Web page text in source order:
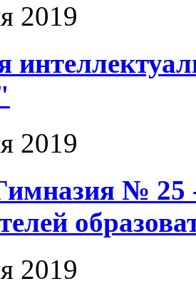
2019
2019
№ 25 -
2019